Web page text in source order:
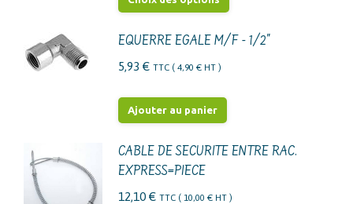
a
peuvent
EQUERRE EGALE M/F - 1/2"
5,93 € TTC ( 4,90 € HT )
Ajouter au panier
CABLE DE SECURITE ENTRE RAC.
EXPRESS=PIECE
12,10 € TTC ( 10,00 € HT )